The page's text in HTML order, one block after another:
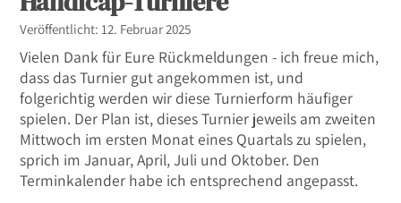
Details
Veröffentlicht: 12. Februar 2025
Vielen Dank für Eure Rückmeldungen - ich freue mich,
dass das Turnier gut angekommen ist, und
folgerichtig werden wir diese Turnierform häufiger
spielen. Der Plan ist, dieses Turnier jeweils am zweiten
Mittwoch im ersten Monat eines Quartals zu spielen,
sprich im Januar, April, Juli und Oktober. Den
Terminkalender habe ich entsprechend angepasst.